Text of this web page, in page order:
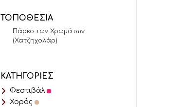
ΤΟΠΟΘΕΣΊΑ
Πάρκο των Χρωμάτων
(Χατζηχαλάρ)
ΚΑΤΗΓΟΡΊΕΣ
Φεστιβάλ
Χορός